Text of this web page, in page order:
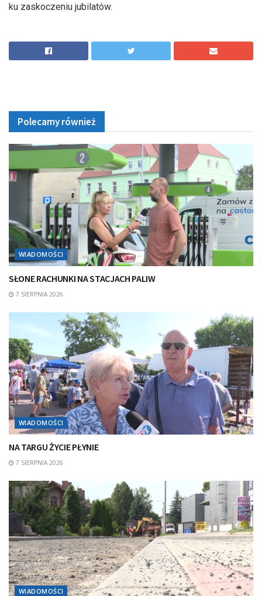
ku zaskoczeniu jubilatów.
Polecamy również
WIADOMOŚCI
SŁONE RACHUNKI NA STACJACH PALIW
7 SIERPNIA 2026
WIADOMOŚCI
NA TARGU ŻYCIE PŁYNIE
7 SIERPNIA 2026
WIADOMOŚCI